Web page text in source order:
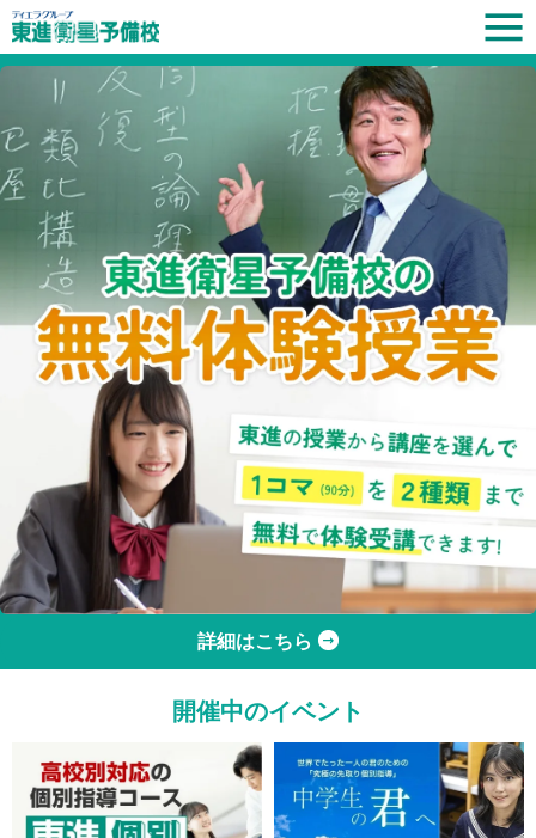
詳細はこちら
開催中のイベント